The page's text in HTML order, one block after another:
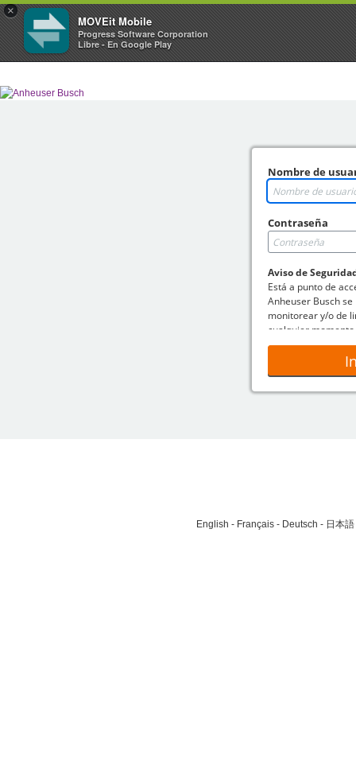
×
MOVEit Mobile
Progress Software Corporation
Libre - En Google Play
Nombre de
Contraseña
Aviso de
Está a punto de
Anheuser Busch
monitorear y/o de
cualquier momento.
English Français Deutsch 日本語